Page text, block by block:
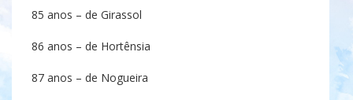
85 anos – de Girassol
86 anos – de Hortênsia
87 anos – de Nogueira